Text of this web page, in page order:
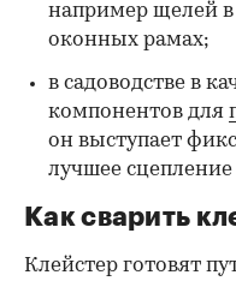
например щелей
оконных рамах;
в садоводстве в
компонентов для
он выступает
лучшее сцепление
Как сварить
Клейстер готовят